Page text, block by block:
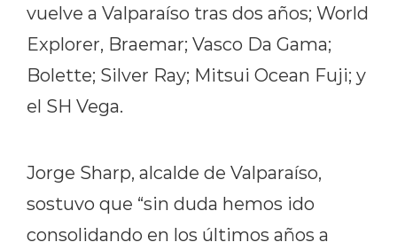
vuelve a Valparaíso tras dos años; World
Explorer, Braemar; Vasco Da Gama;
Bolette; Silver Ray; Mitsui Ocean Fuji; y
el SH Vega.
Jorge Sharp, alcalde de Valparaíso,
sostuvo que “sin duda hemos ido
consolidando en los últimos años a